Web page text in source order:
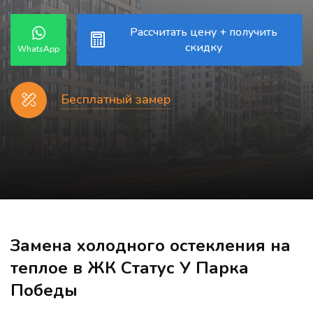
WhatsApp
Рассчитать цену + получить
скидку
Бесплатный замер
Замена холодного остекления на
теплое в ЖК Статус У Парка
Победы